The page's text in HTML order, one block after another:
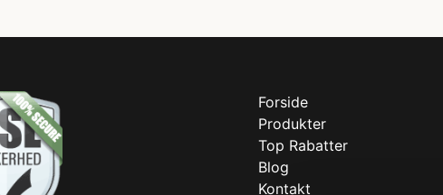
Forside
Produkter
Top Rabatter
Blog
Kontakt